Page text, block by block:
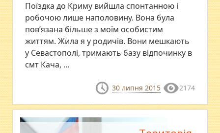
Поїздка до Криму вийшла спонтанною і
робочою лише наполовину. Вона була
пов’язана більше з моїм особистим
життям. Жила я у родичів. Вони мешкають
у Севастополі, тримають базу відпочинку в
смт Кача, ...
30 липня 2015 2174